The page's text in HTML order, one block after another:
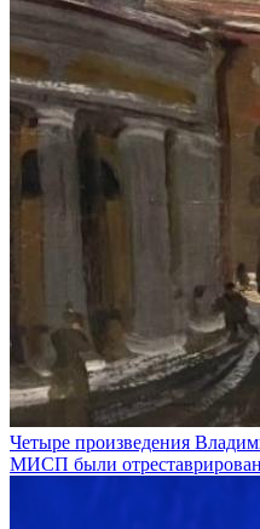
Четыре произведения
МИСП были